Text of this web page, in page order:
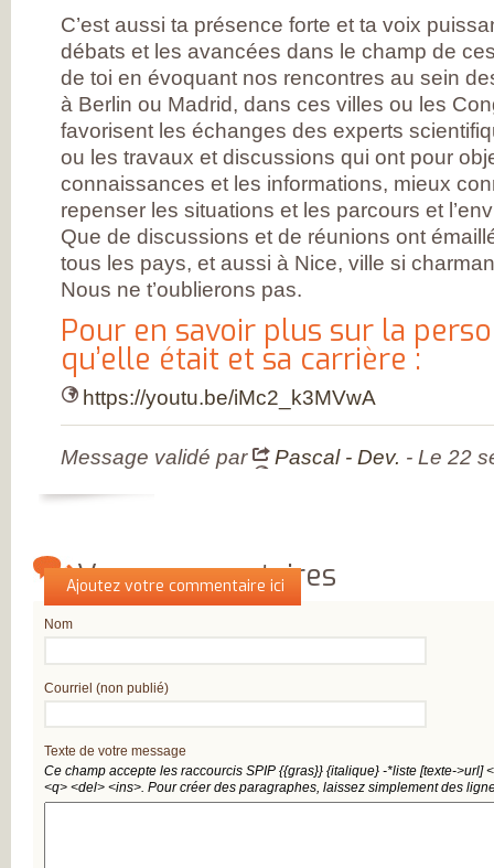
ENQUÊTE
SUR L’ARTHROSE
PARTICIPEZ À LA
GRANDE
POUR
VOS ATTENTES
DANS
L’ARTHROSE,
MALADIE DE
L’ARTICULATION
DE NOMBREUX
RÉPONDANTS
ET EN ACTIVITÉ
D’IMPORTANTS
BESOINS
FORTEMENT
PERTURBÉ
DES BESOINS
LARGEMENT
PARTICIPEZ AUX
FUTURES
C’est aussi ta présence forte et ta voix
débats et les avancées dans le champ de
de toi en évoquant nos rencontres au sein
à Berlin ou Madrid, dans ces villes ou les
favorisent les échanges des experts
ou les travaux et discussions qui ont pour
connaissances et les informations, mieux
repenser les situations et les parcours et
Que de discussions et de réunions ont
tous les pays, et aussi à Nice, ville si
Nous ne t’oublierons pas.
Pour en savoir plus sur la
qu’elle était et sa carrière :
https://youtu.be/iMc2_k3MVwA
Message validé par Pascal - Dev. - Le 22
Vos commentaires
Qui êtes-vous ?
Nom
Courriel (non publié)
Ajoutez votre commentaire ici
Texte de votre message
Ce champ accepte les raccourcis SPIP {{gras}} {italique} -*liste [texte->url]
<q> <del> <ins>. Pour créer des paragraphes, laissez simplement des